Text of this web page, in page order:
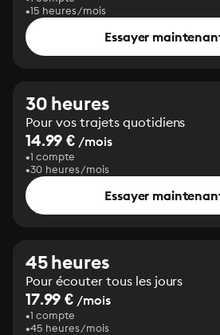
15 heures/mois
Essayer
30 heures
Pour vos trajets quotidiens
14.99 € /mois
1 compte
30 heures/mois
Essayer
45 heures
Pour écouter tous les jours
17.99 € /mois
1 compte
45 heures/mois